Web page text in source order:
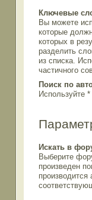
Ключевые
Вы можете
которые
которых в
разделить
из списка.
частичного
Поиск по
Используйте
Искать в
Выберите
произведен